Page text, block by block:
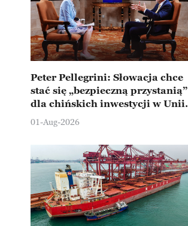
Peter Pellegrini: Słowacja chce
stać się „bezpieczną przystanią”
dla chińskich inwestycji w Unii
Europejskiej
01-Aug-2026